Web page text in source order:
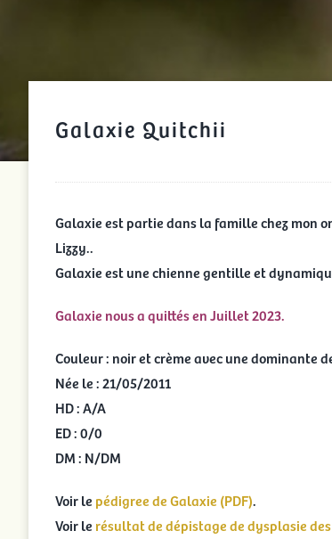
Galaxie Quitchii
Galaxie est partie dans la famille chez mon
Lizzy..
Galaxie est une chienne gentille et
Galaxie nous a quittés en Juillet 2023.
Couleur : noir et crème avec une dominante
Née le : 21/05/2011
HD : A/A
ED : 0/0
DM : N/DM
Voir le pédigree de Galaxie (PDF).
Voir le résultat de dépistage de dysplasie